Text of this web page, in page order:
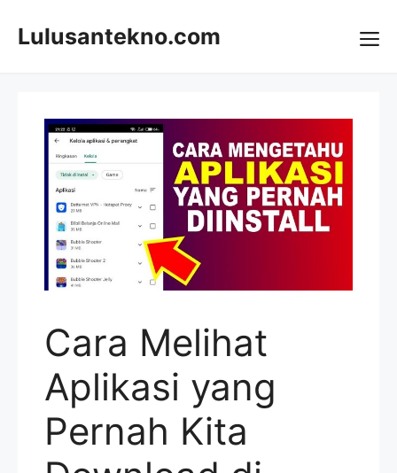
Lulusantekno.com
Cara Melihat
Aplikasi yang
Pernah Kita